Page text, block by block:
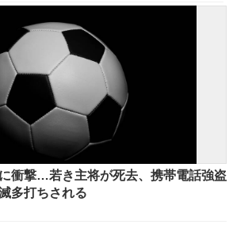
衝撃…若き主将が死去、携帯電話強盗
多打ちされる